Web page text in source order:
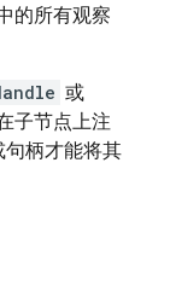
的所有观察
或
子节点上注
柄才能将其